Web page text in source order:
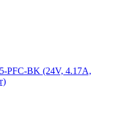
PFC-BK (24V, 4.17A,